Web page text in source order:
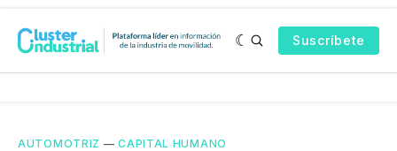
Suscríbete
AUTOMOTRIZ —CAPITAL HUMANO